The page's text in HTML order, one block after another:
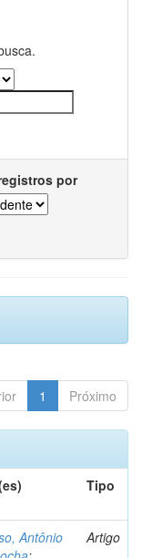
por
1 Próximo
Tipo
Antônio
Artigo